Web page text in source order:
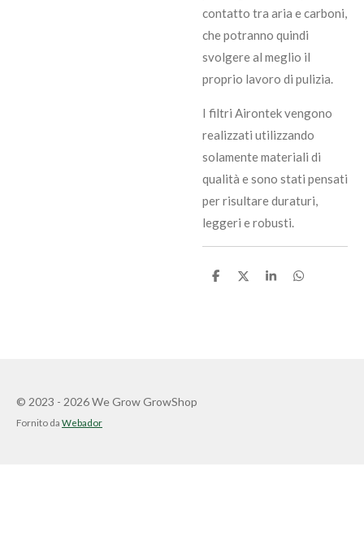
contatto tra aria e carboni,
che potranno quindi
svolgere al meglio il
proprio lavoro di pulizia.
I filtri Airontek vengono
realizzati utilizzando
solamente materiali di
qualità e sono stati pensati
per risultare duraturi,
leggeri e robusti.
C
C
C
C
© 2023 - 2026 We Grow GrowShop
Fornito da Webador